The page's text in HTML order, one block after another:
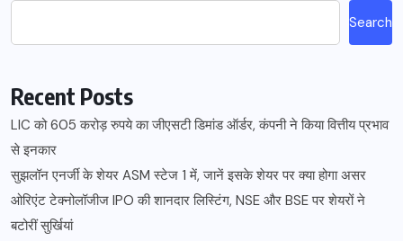
Search
Recent Posts
LIC को 605 करोड़ रुपये का जीएसटी डिमांड ऑर्डर, कंपनी ने किया वित्तीय प्रभाव
से इनकार
सुझलॉन एनर्जी के शेयर ASM स्टेज 1 में, जानें इसके शेयर पर क्या होगा असर
ओरिएंट टेक्नोलॉजीज IPO की शानदार लिस्टिंग, NSE और BSE पर शेयरों ने
बटोरीं सुर्खियां